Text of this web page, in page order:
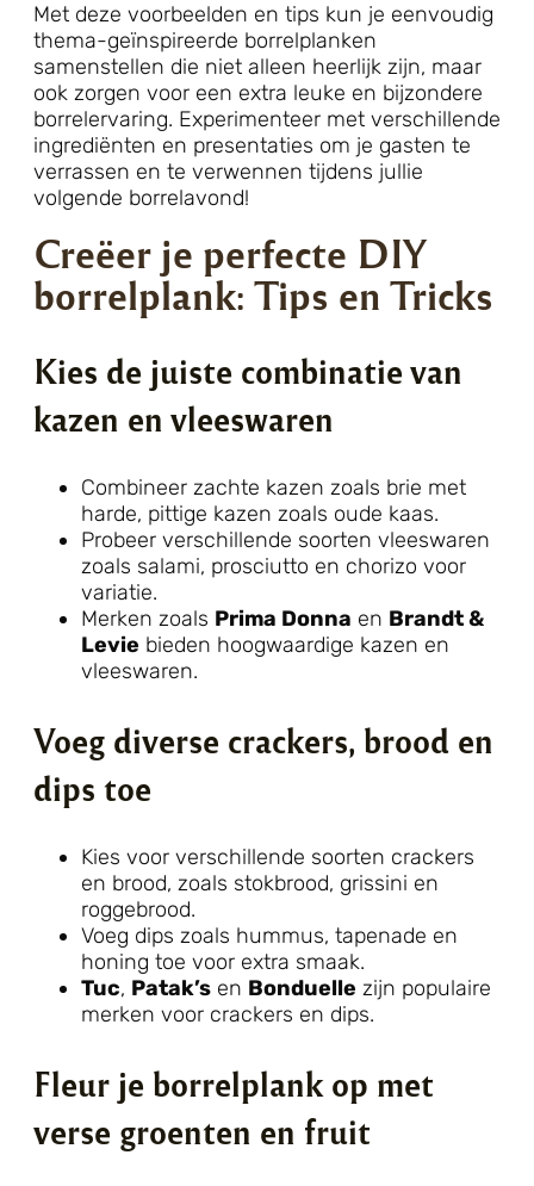
Met deze voorbeelden en tips kun je eenvoudig
thema-geïnspireerde borrelplanken
samenstellen die niet alleen heerlijk zijn, maar
ook zorgen voor een extra leuke en bijzondere
borrelervaring. Experimenteer met verschillende
ingrediënten en presentaties om je gasten te
verrassen en te verwennen tijdens jullie
volgende borrelavond!
Creëer je perfecte DIY
borrelplank: Tips en Tricks
Kies de juiste combinatie van
kazen en vleeswaren
Combineer zachte kazen zoals brie met
harde, pittige kazen zoals oude kaas.
Probeer verschillende soorten vleeswaren
zoals salami, prosciutto en chorizo voor
variatie.
Merken zoals Prima Donna en Brandt &
Levie bieden hoogwaardige kazen en
vleeswaren.
Voeg diverse crackers, brood en
dips toe
Kies voor verschillende soorten crackers
en brood, zoals stokbrood, grissini en
roggebrood.
Voeg dips zoals hummus, tapenade en
honing toe voor extra smaak.
Tuc, Patak’s en Bonduelle zijn populaire
merken voor crackers en dips.
Fleur je borrelplank op met
verse groenten en fruit